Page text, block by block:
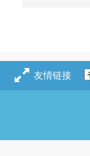
友情链接